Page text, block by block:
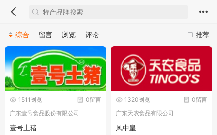
推荐
综合 留言 浏览 评论
0留言
1511浏览
广东壹号食品股份有限公司
壹号土猪
0留言
1320浏览
广东天农食品有限公司
凤中皇